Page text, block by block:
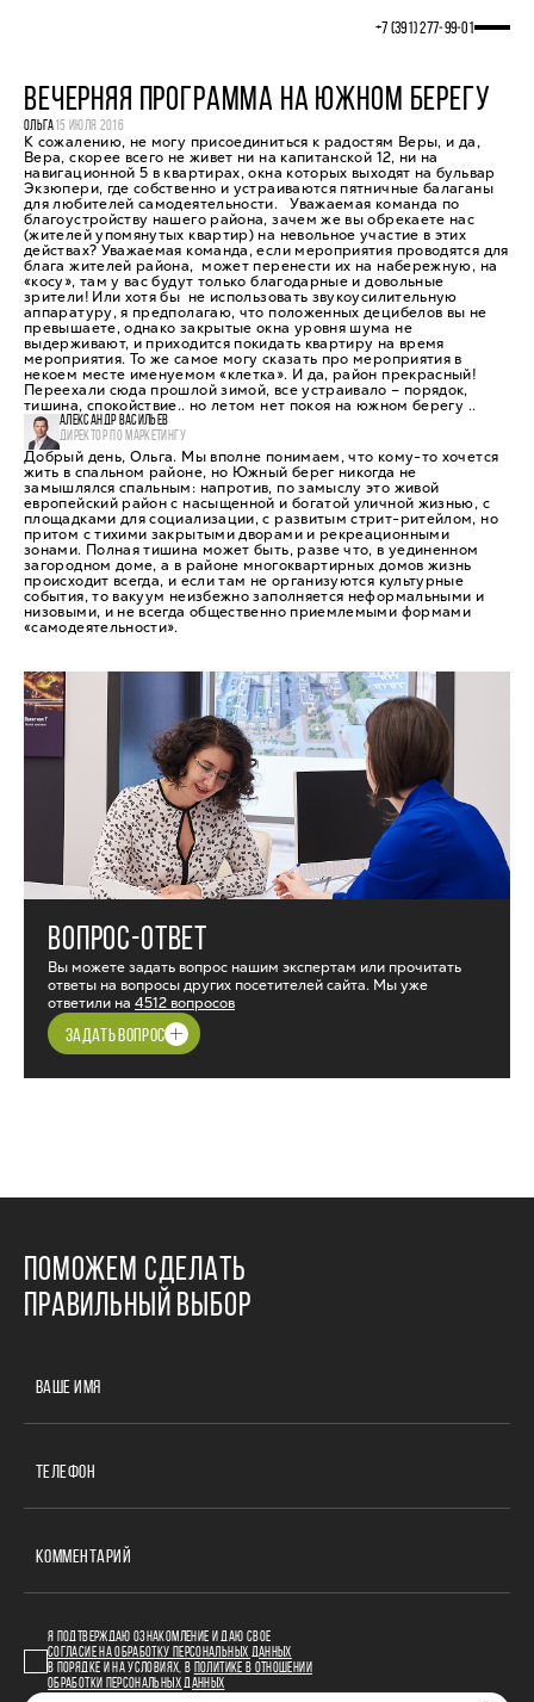
+7 (391) 277‒99‒01
ВЕЧЕРНЯЯ ПРОГРАММА НА ЮЖНОМ БЕРЕГУ
ОЛЬГА15 ИЮЛЯ 2016
К сожалению, не могу присоединиться к радостям Веры, и да,
Вера, скорее всего не живет ни на капитанской 12, ни на
навигационной 5 в квартирах, окна которых выходят на бульвар
Экзюпери, где собственно и устраиваются пятничные балаганы
для любителей самодеятельности. Уважаемая команда по
благоустройству нашего района, зачем же вы обрекаете нас
(жителей упомянутых квартир) на невольное участие в этих
действах? Уважаемая команда, если мероприятия проводятся для
блага жителей района, может перенести их на набережную, на
«косу», там у вас будут только благодарные и довольные
зрители! Или хотя бы не использовать звукоусилительную
аппаратуру, я предполагаю, что положенных децибелов вы не
превышаете, однако закрытые окна уровня шума не
выдерживают, и приходится покидать квартиру на время
мероприятия. То же самое могу сказать про мероприятия в
некоем месте именуемом «клетка». И да, район прекрасный!
Переехали сюда прошлой зимой, все устраивало – порядок,
тишина, спокойствие.. но летом нет покоя на южном берегу ..
АЛЕКСАНДР ВАСИЛЬЕВ
ДИРЕКТОР ПО МАРКЕТИНГУ
Добрый день, Ольга. Мы вполне понимаем, что кому-то хочется
жить в спальном районе, но Южный берег никогда не
замышлялся спальным: напротив, по замыслу это живой
европейский район с насыщенной и богатой уличной жизнью, с
площадками для социализации, с развитым стрит-ритейлом, но
притом с тихими закрытыми дворами и рекреационными
зонами. Полная тишина может быть, разве что, в уединенном
загородном доме, а в районе многоквартирных домов жизнь
происходит всегда, и если там не организуются культурные
события, то вакуум неизбежно заполняется неформальными и
низовыми, и не всегда общественно приемлемыми формами
«самодеятельности».
ВОПРОС-ОТВЕТ
Вы можете задать вопрос нашим экспертам или прочитать
ответы на вопросы других посетителей сайта. Мы уже
ответили на 4512 вопросов
ЗАДАТЬ ВОПРОС
ПОМОЖЕМ СДЕЛАТЬ
ПРАВИЛЬНЫЙ ВЫБОР
ВАШЕ ИМЯ
ТЕЛЕФОН
КОММЕНТАРИЙ
Я ПОДТВЕРЖДАЮ ОЗНАКОМЛЕНИЕ И ДАЮ СВОЕ
СОГЛАСИЕ НА ОБРАБОТКУ ПЕРСОНАЛЬНЫХ ДАННЫХ
В ПОРЯДКЕ И НА УСЛОВИЯХ, В
ПОЛИТИКЕ В ОТНОШЕНИИ
ОБРАБОТКИ ПЕРСОНАЛЬНЫХ ДАННЫХ